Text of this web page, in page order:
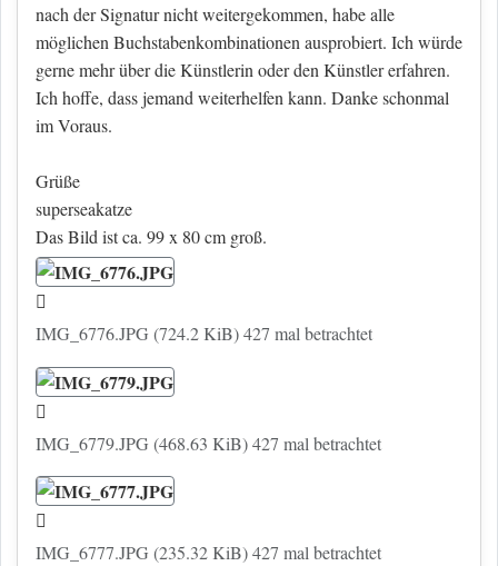
nach der Signatur nicht weitergekommen, habe alle
möglichen Buchstabenkombinationen ausprobiert. Ich würde
gerne mehr über die Künstlerin oder den Künstler erfahren.
Ich hoffe, dass jemand weiterhelfen kann. Danke schonmal
im Voraus.
Grüße
superseakatze
Das Bild ist ca. 99 x 80 cm groß.
IMG_6776.JPG (724.2 KiB) 427 mal betrachtet
IMG_6779.JPG (468.63 KiB) 427 mal betrachtet
IMG_6777.JPG (235.32 KiB) 427 mal betrachtet